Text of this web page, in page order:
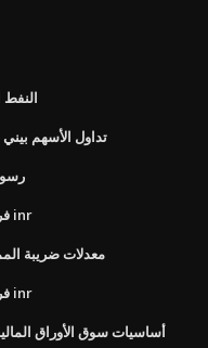
النفط
تداول الأسهم
فرنك سويسري إلى معدل بيع inr
معدلات ضريبة
فرنك سويسري إلى معدل بيع inr
أساسيات سوق الأوراق